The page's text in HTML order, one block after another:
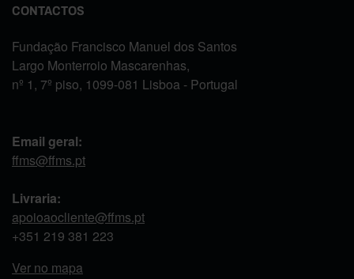
CONTACTOS
Fundação Francisco Manuel dos Santos
Largo Monterroio Mascarenhas,
nº 1, 7º piso, 1099-081 Lisboa - Portugal
Email geral:
ffms@ffms.pt
Livraria:
apoioaocliente@ffms.pt
+351 219 381 223
Ver no mapa